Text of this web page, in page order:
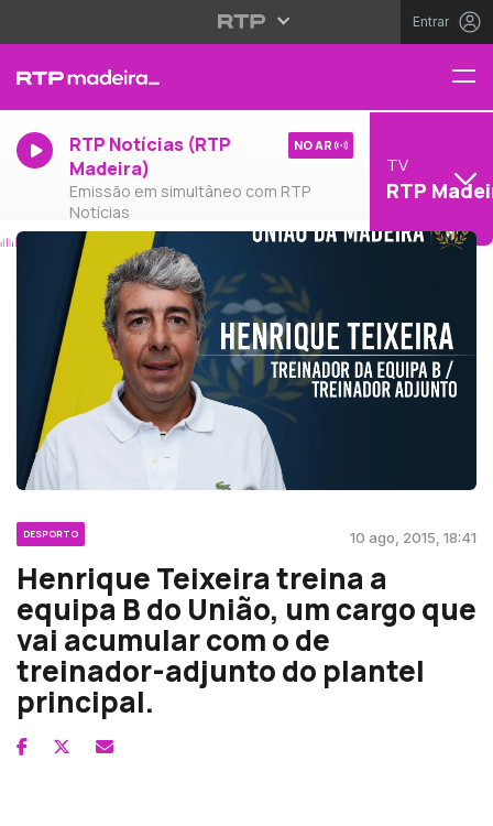
Entrar
RTP Notícias (RTP
Madeira)
Emissão em simultâneo com RTP
Notícias
NO AR
TV
RTP
DESPORTO 10 ago, 2015, 18:41
Henrique Teixeira treina a
equipa B do União, um cargo que
vai acumular com o de
treinador-adjunto do plantel
principal.